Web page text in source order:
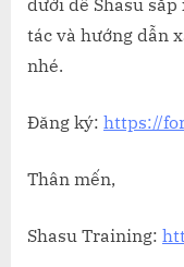
tác và hướng dẫn
nhé.
Đăng ký: https://
Thân mến,
Shasu Training: